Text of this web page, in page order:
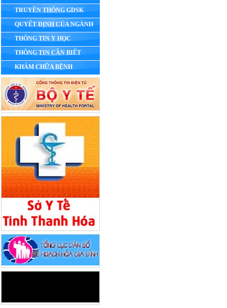
TRUYỀN THÔNG GDSK
QUYẾT ĐỊNH CỦA NGÀNH
THÔNG TIN Y HỌC
THÔNG TIN CẦN BIẾT
KHÁM CHỮA BỆNH